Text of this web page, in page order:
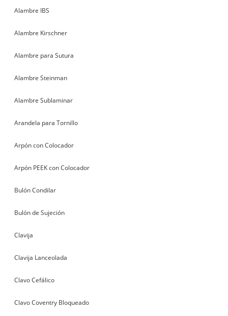
Alambre IBS
Alambre Kirschner
Alambre para Sutura
Alambre Steinman
Alambre Sublaminar
Arandela para Tornillo
Arpón con Colocador
Arpón PEEK con Colocador
Bulón Condilar
Bulón de Sujeción
Clavija
Clavija Lanceolada
Clavo Cefálico
Clavo Coventry Bloqueado